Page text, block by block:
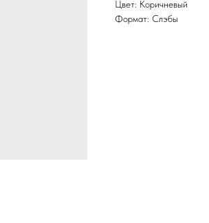
Цвет: Коричневый
Формат: Слэбы